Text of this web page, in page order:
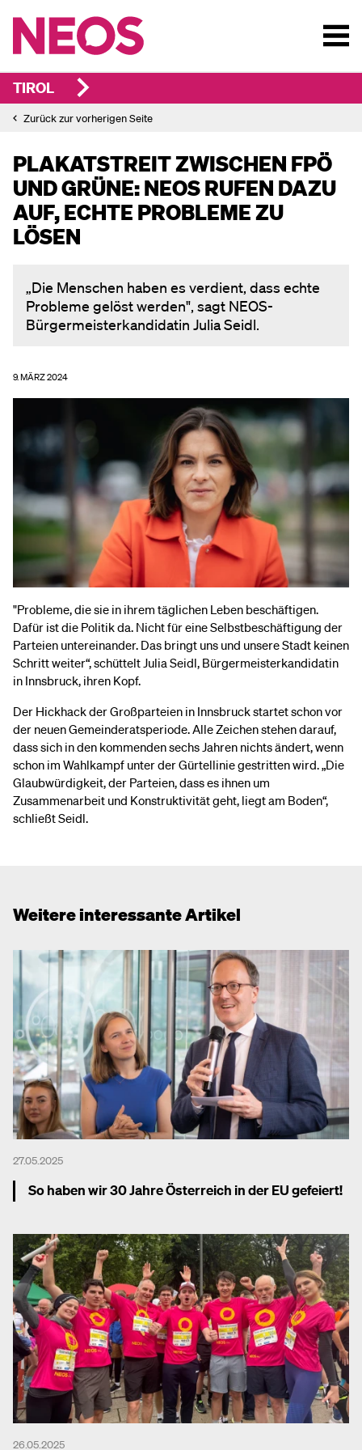
TIROL
Zurück zur vorherigen Seite
PLAKATSTREIT ZWISCHEN FPÖ
UND GRÜNE:NEOS RUFEN DAZU
AUF, ECHTE PROBLEME ZU
LÖSEN
„Die Menschen haben es verdient, dass echte
Probleme gelöst werden", sagt NEOS-
Bürgermeisterkandidatin Julia Seidl.
9. MÄRZ 2024
"Probleme, die sie in ihrem täglichen Leben beschäftigen.
Dafür ist die Politik da. Nicht für eine Selbstbeschäftigung der
Parteien untereinander. Das bringt uns und unsere Stadt keinen
Schritt weiter“, schüttelt Julia Seidl, Bürgermeisterkandidatin
in Innsbruck, ihren Kopf.
Der Hickhack der Großparteien in Innsbruck startet schon vor
der neuen Gemeinderatsperiode. Alle Zeichen stehen darauf,
dass sich in den kommenden sechs Jahren nichts ändert, wenn
schon im Wahlkampf unter der Gürtellinie gestritten wird. „Die
Glaubwürdigkeit, der Parteien, dass es ihnen um
Zusammenarbeit und Konstruktivität geht, liegt am Boden“,
schließt Seidl.
Weitere interessante Artikel
27.05.2025
So haben wir 30 Jahre Österreich in der EU gefeiert!
26.05.2025